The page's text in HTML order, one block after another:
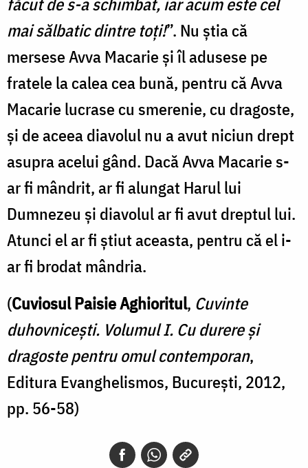
mai sălbatic dintre toţi!”. Nu ştia că
mersese Avva Macarie şi îl adusese pe
fratele la calea cea bună, pentru că Avva
Macarie lucrase cu smerenie, cu dragoste,
şi de aceea diavolul nu a avut niciun drept
asupra acelui gând. Dacă Avva Macarie s-
ar fi mândrit, ar fi alungat Harul lui
Dumnezeu şi diavolul ar fi avut dreptul lui.
Atunci el ar fi ştiut aceasta, pentru că el i-
ar fi brodat mândria.
(Cuviosul Paisie Aghioritul, Cuvinte
duhovniceşti. Volumul I. Cu durere și
dragoste pentru omul contemporan,
Editura Evanghelismos, București, 2012,
pp. 56-58)